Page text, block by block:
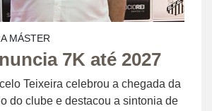
MÁSTER
7K até 2027
Teixeira celebrou a chegada da
do clube e destacou a sintonia de